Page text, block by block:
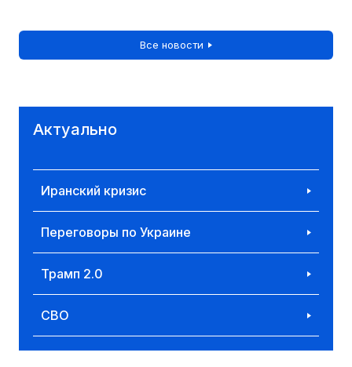
Все новости
Актуально
Иранский кризис
Переговоры по Украине
Трамп 2.0
СВО